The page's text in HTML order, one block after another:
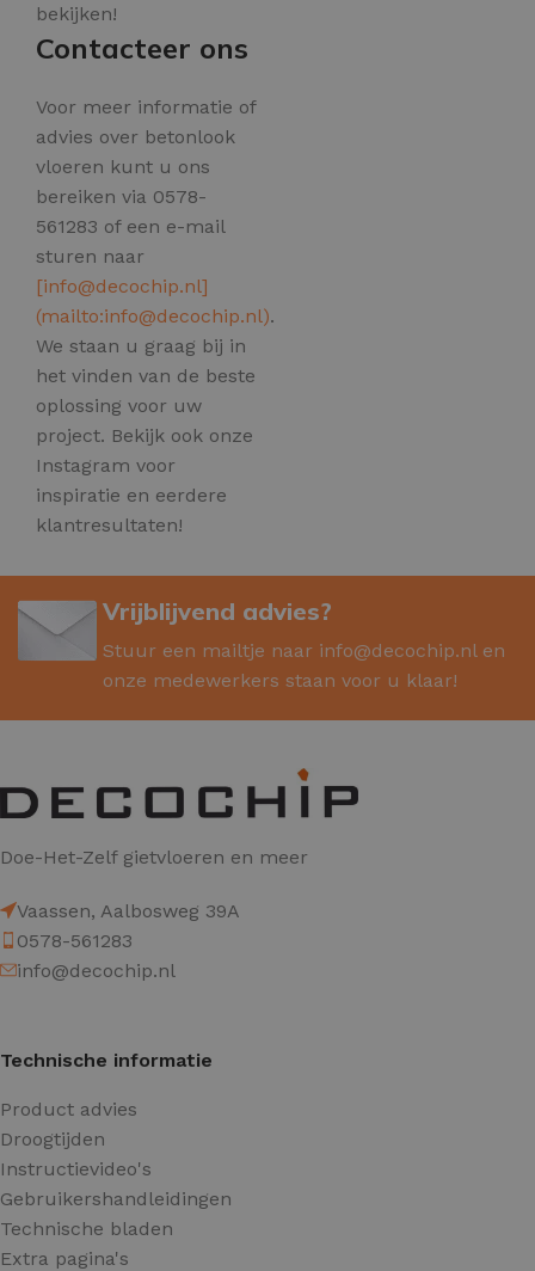
bekijken!
Contacteer ons
Voor meer informatie of
advies over betonlook
vloeren kunt u ons
bereiken via 0578-
561283 of een e-mail
sturen naar
[info@decochip.nl]
(mailto:info@decochip.nl).
We staan u graag bij in
het vinden van de beste
oplossing voor uw
project. Bekijk ook onze
Instagram voor
inspiratie en eerdere
klantresultaten!
Vrijblijvend advies?
Stuur een mailtje naar info@decochip.nl en
onze medewerkers staan voor u klaar!
Doe-Het-Zelf gietvloeren en meer
Vaassen, Aalbosweg 39A
0578-561283
info@decochip.nl
Technische informatie
Product advies
Droogtijden
Instructievideo's
Gebruikershandleidingen
Technische bladen
Extra pagina's